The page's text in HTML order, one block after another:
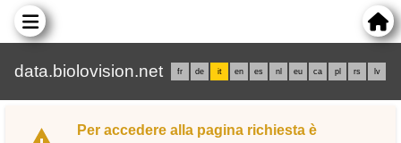
data.biolovision.net fr de it en es nl eu ca pl rs lv
Per accedere alla pagina richiesta è